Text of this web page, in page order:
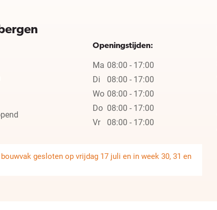
Openingstijden:
Ma 08:00 - 17:00
Di
08:00 - 17:00
Wo 08:00 - 17:00
Do 08:00 - 17:00
Vr
08:00 - 17:00
gesloten op vrijdag 17 juli en in week 30, 31 en